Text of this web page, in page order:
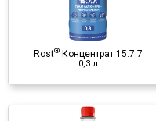
Rost®Концентрат 15.7.7
0,3 л
удобрение
♦ NPK
♦ микроэлементы
♦ гуминовые вещества